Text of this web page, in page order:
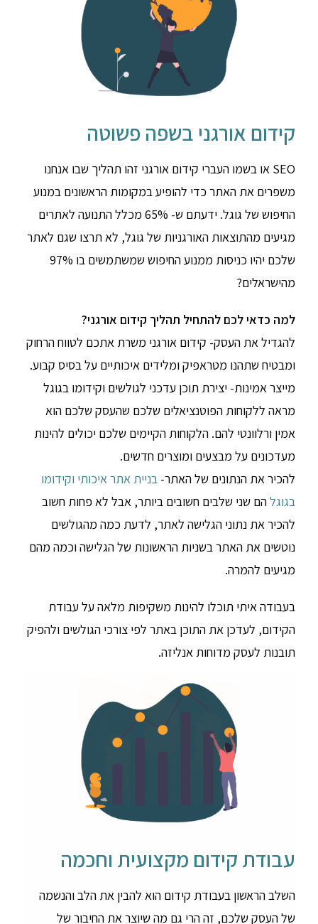
קידום אורגני בשפה פשוטה
SEO או בשמו העברי קידום אורגני זהו תהליך שבו אנחנו
משפרים את האתר כדי להופיע במקומות הראשונים במנוע
החיפוש של גוגל. ידעתם ש- 65% מכלל התנועה לאתרים
מגיעים מהתוצאות האורגניות של גוגל, לא תרצו שגם לאתר
שלכם יהיו כניסות ממנוע החיפוש שמשתמשים בו 97%
מהישראלים?
למה כדאי לכם להתחיל תהליך קידום אורגני?
להגדיל את העסק- קידום אורגני משרת אתכם לטווח הרחוק
ומבטיח שתהנו מטראפיק ומלידים איכותיים על בסיס קבוע.
מייצר אמינות- יצירת תוכן עדכני לגולשים וקידומו בגוגל
מראה ללקוחות הפוטנציאלים שלכם שהעסק שלכם הוא
אמין ורלוונטי להם. הלקוחות הקיימים שלכם יכולים להינות
מעדכונים על מבצעים ומוצרים חדשים.
להכיר את הנתונים של האתר-בניית אתר איכותי וקידומו
בגוגלהם שני שלבים חשובים ביותר, אבל לא פחות חשוב
להכיר את נתוני הגלישה לאתר, לדעת כמה מהגולשים
נוטשים את האתר בשניות הראשונות של הגלישה וכמה מהם
מגיעים להמרה.
בעבודה איתי תוכלו להינות משקיפות מלאה על עבודת
הקידום, לעדכן את התוכן באתר לפי צורכי הגולשים ולהפיק
תובנות לעסק מדוחות אנליזה.
עבודת קידום מקצועית וחכמה
השלב הראשון בעבודת קידום הוא להבין את הלב והנשמה
של העסק שלכם, זה הרי גם מה שיוצר את החיבור של